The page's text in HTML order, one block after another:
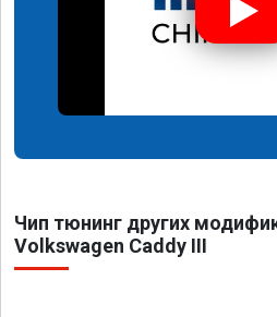
Чип тюнинг других
Volkswagen Caddy III